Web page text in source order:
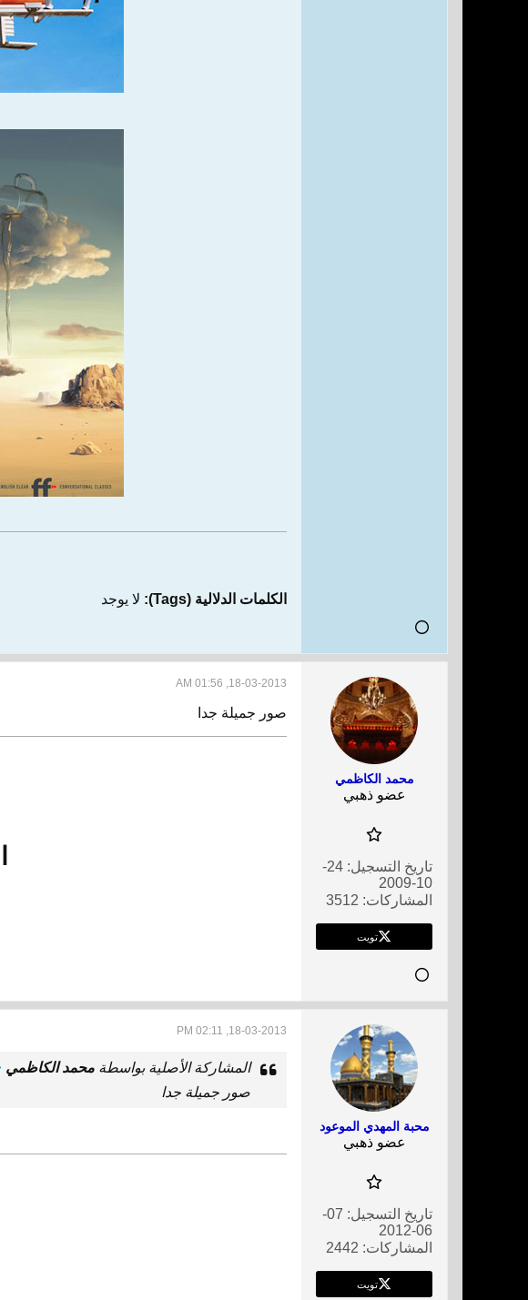
الكلمات الدلالية (Tags): لا يوجد
محمد الكاظمي
عضو ذهبي
تاريخ التسجيل:
24-
10-2009
المشاركات: 3512
تويت
18-03-2013, 01:56 AM
صور جميلة جدا
محبة المهدي الموعود
عضو ذهبي
تاريخ التسجيل:
07-
06-2012
المشاركات: 2442
تويت
18-03-2013, 02:11 PM
المشاركة الأصلية بواسطة محمد الكاظمي
صور جميلة جدا